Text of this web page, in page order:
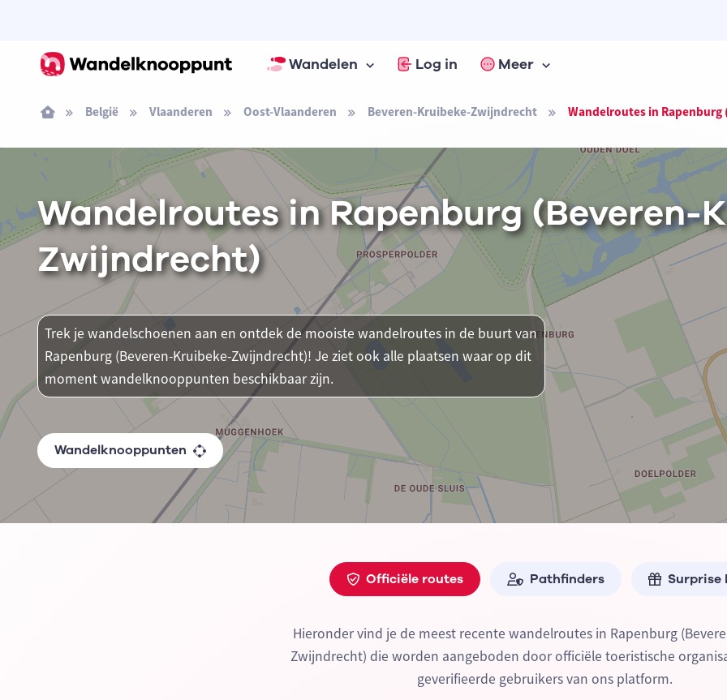
Wandelen Log in Meer
België Vlaanderen Oost-Vlaanderen Beveren-Kruibeke-Zwijndrecht Wandelroutes in
Wandelroutes in Rapenburg (Beveren-
Zwijndrecht)
Trek je wandelschoenen aan en ontdek de mooiste wandelroutes in de buurt van
Rapenburg (Beveren-Kruibeke-Zwijndrecht)! Je ziet ook alle plaatsen waar op dit
moment wandelknooppunten beschikbaar zijn.
Wandelknooppunten
Officiële routes Pathfinders Surprise
Hieronder vind je de meest recente wandelroutes in Rapenburg
Zwijndrecht) die worden aangeboden door officiële toeristische
geverifieerde gebruikers van ons platform.